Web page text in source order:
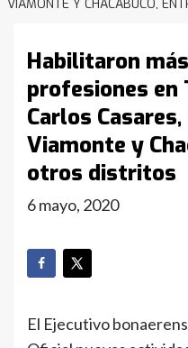
VIAMONTE Y CHACABUCO,
Habilitaron
profesiones en
Carlos
Viamonte y
otros distritos
6 mayo, 2020
El Ejecutivo